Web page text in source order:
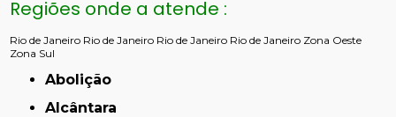
Regiões onde a atende :
Rio de Janeiro Rio de Janeiro Rio de Janeiro Rio de Janeiro Zona Oeste
Zona Sul
Abolição
Alcântara